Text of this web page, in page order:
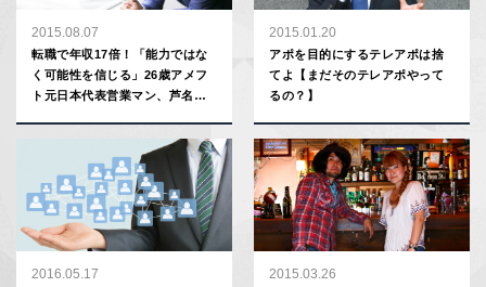
2015.08.07
転職で年収17倍！「能力ではな
く可能性を信じる」26歳アメフ
ト元日本代表営業マン、芦名佑
2015.01.20
アポを目的にするテレアポは捨
てよ【まだそのテレアポやって
るの？】
2016.05.17 2015.03.26